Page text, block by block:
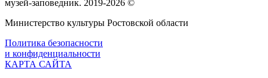
музей‑заповедник. 2019-2026 ©
Министерство культуры Ростовской области
Политика безопасности
и конфиденциальности
КАРТА САЙТА